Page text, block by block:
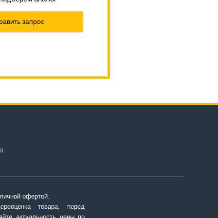
запрос
офертой.
товара, перед